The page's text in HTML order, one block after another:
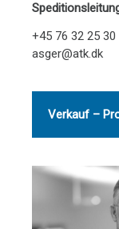
+45 76 32 25 30
asger@atk.dk
Verkauf –